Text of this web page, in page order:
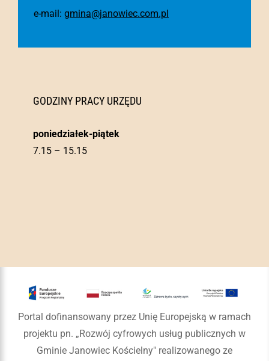
e-mail: gmina@janowiec.com.pl
GODZINY PRACY URZĘDU
poniedziałek-piątek
7.15 – 15.15
Portal dofinansowany przez Unię Europejską w ramach
projektu pn. „Rozwój cyfrowych usług publicznych w
Gminie Janowiec Kościelny" realizowanego ze